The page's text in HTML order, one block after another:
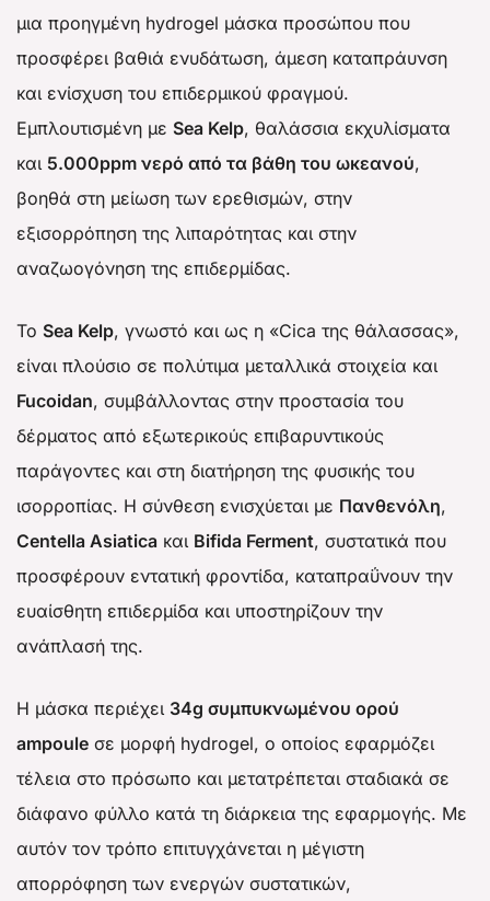
μια προηγμένη hydrogel μάσκα προσώπου που
προσφέρει βαθιά ενυδάτωση, άμεση καταπράυνση
και ενίσχυση του επιδερμικού φραγμού.
Εμπλουτισμένη με Sea Kelp, θαλάσσια εκχυλίσματα
και 5.000ppm νερό από τα βάθη του ωκεανού,
βοηθά στη μείωση των ερεθισμών, στην
εξισορρόπηση της λιπαρότητας και στην
αναζωογόνηση της επιδερμίδας.
Το Sea Kelp, γνωστό και ως η «Cica της θάλασσας»,
είναι πλούσιο σε πολύτιμα μεταλλικά στοιχεία και
Fucoidan, συμβάλλοντας στην προστασία του
δέρματος από εξωτερικούς επιβαρυντικούς
παράγοντες και στη διατήρηση της φυσικής του
ισορροπίας. Η σύνθεση ενισχύεται με Πανθενόλη,
Centella Asiatica και Bifida Ferment, συστατικά που
προσφέρουν εντατική φροντίδα, καταπραΰνουν την
ευαίσθητη επιδερμίδα και υποστηρίζουν την
ανάπλασή της.
Η μάσκα περιέχει 34g συμπυκνωμένου ορού
ampoule σε μορφή hydrogel, ο οποίος εφαρμόζει
τέλεια στο πρόσωπο και μετατρέπεται σταδιακά σε
διάφανο φύλλο κατά τη διάρκεια της εφαρμογής. Με
αυτόν τον τρόπο επιτυγχάνεται η μέγιστη
απορρόφηση των ενεργών συστατικών,